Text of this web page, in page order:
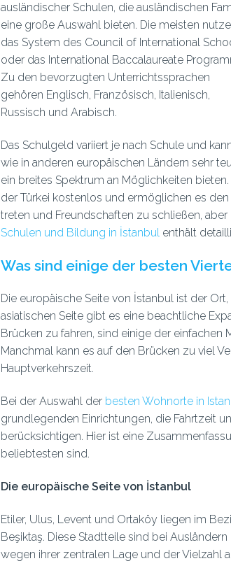
ausländischer Schulen, die ausländischen
eine große Auswahl bieten. Die meisten
das System des Council of International
oder das International Baccalaureate
Zu den bevorzugten Unterrichtssprachen
gehören Englisch, Französisch, Italienisch,
Russisch und Arabisch.
Das Schulgeld variiert je nach Schule und
wie in anderen europäischen Ländern sehr
ein breites Spektrum an Möglichkeiten
der Türkei kostenlos und ermöglichen es
treten und Freundschaften zu schließen,
Schulen und Bildung in İstanbulenthält
Was sind einige der besten
Die europäische Seite von İstanbul ist der
asiatischen Seite gibt es eine beachtliche
Brücken zu fahren, sind einige der einfachen
Manchmal kann es auf den Brücken zu viel
Hauptverkehrszeit.
Bei der Auswahl der besten Wohnorte in
grundlegenden Einrichtungen, die Fahrtzeit
berücksichtigen. Hier ist eine
beliebtesten sind.
Die europäische Seite von İstanbul
Etiler, Ulus, Levent und Ortaköy liegen im
Beşiktaş. Diese Stadtteile sind bei Ausländern
wegen ihrer zentralen Lage und der Vielzahl